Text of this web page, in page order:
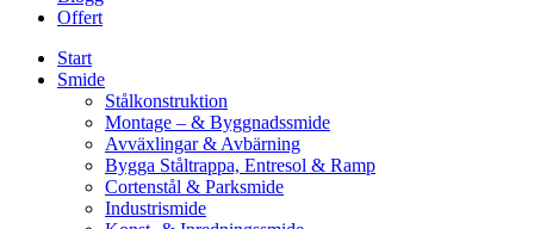
Offert
Start
Smide
Stålkonstruktion
Montage – & Byggnadssmide
Avväxlingar & Avbärning
Bygga Ståltrappa, Entresol & Ramp
Cortenstål & Parksmide
Industrismide